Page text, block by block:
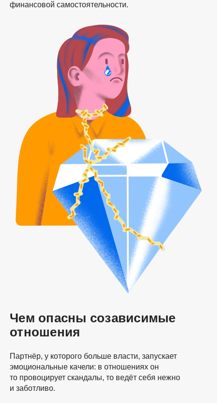
финансовой самостоятельности.
Чем опасны созависимые
отношения
Партнёр, у которого больше власти, запускает
эмоциональные качели: в отношениях он
то провоцирует скандалы, то ведёт себя нежно
и заботливо.